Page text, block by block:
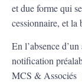
et due forme qui
cessionnaire, et
En l’absence
notification
MCS & Associés